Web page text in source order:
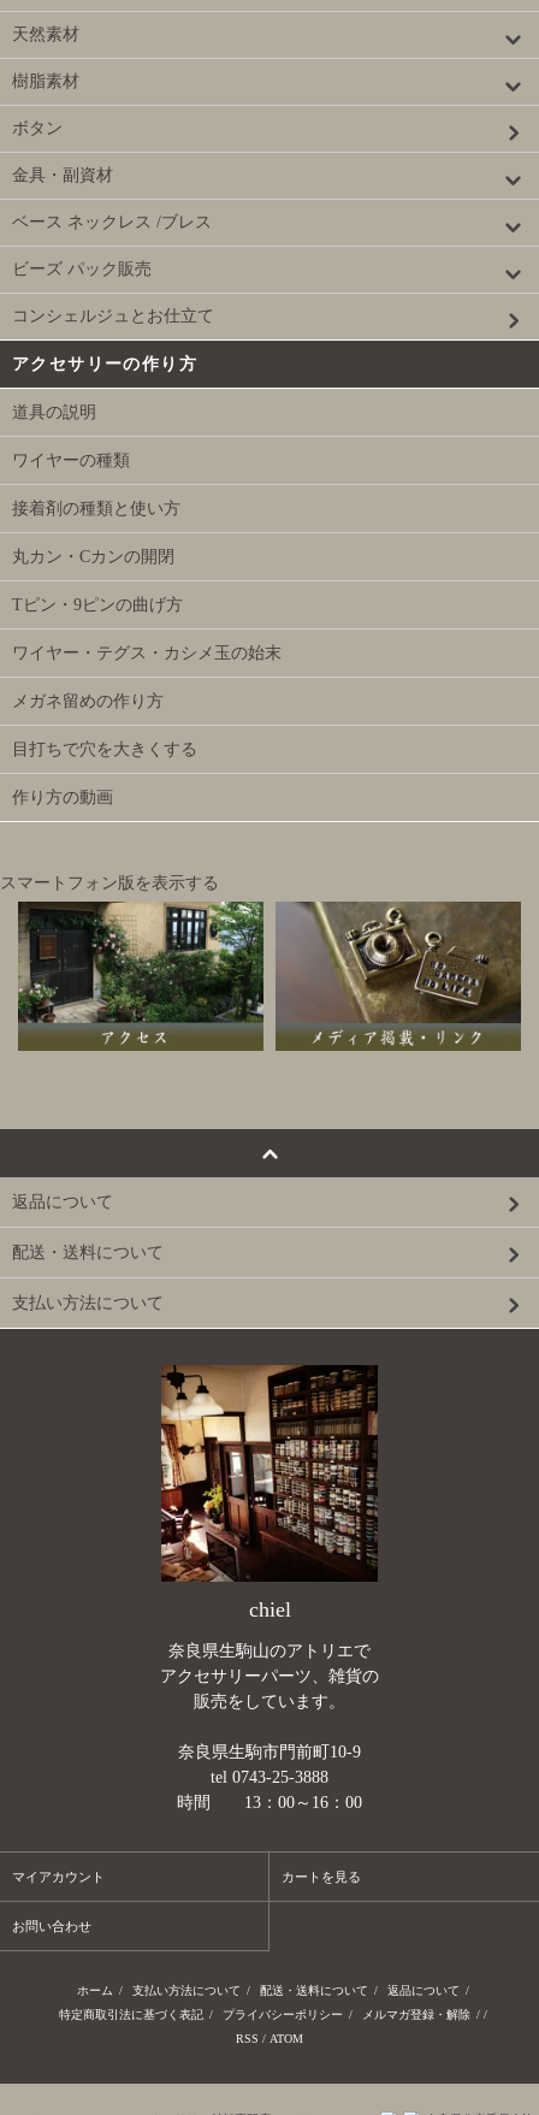
天然素材
樹脂素材
ボタン
金具・副資材
ベース ネックレス /ブレス
ビーズ パック販売
コンシェルジュとお仕立て
アクセサリーの作り方
道具の説明
ワイヤーの種類
接着剤の種類と使い方
丸カン・Cカンの開閉
Tピン・9ピンの曲げ方
ワイヤー・テグス・カシメ玉の始末
メガネ留めの作り方
目打ちで穴を大きくする
作り方の動画
スマートフォン版を表示する
返品について
配送・送料について
支払い方法について
chiel
奈良県生駒山のアトリエで
アクセサリーパーツ、雑貨の
販売をしています。
奈良県生駒市門前町10-9
tel 0743-25-3888
時間 13：00～16：00
マイアカウント カートを見る
お問い合わせ
ホーム / 支払い方法について / 配送・送料について / 返品について /
特定商取引法に基づく表記 / プライバシーポリシー / メルマガ登録・解除 / /
RSS / ATOM